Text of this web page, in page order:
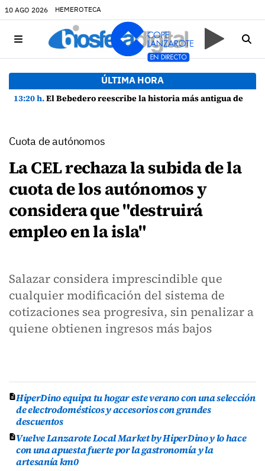
10 AGO 2026 HEMEROTECA
ÚLTIMA HORA
13:20 h.El Bebedero reescribe la historia más antigua de Lanzarote con nuevos hallazgos arqueológicos
Cuota de autónomos
La CEL rechaza la subida de la
cuota de los autónomos y
considera que "destruirá
empleo en la isla"
Salazar considera imprescindible que
cualquier modificación del sistema de
cotizaciones sea progresiva, sin penalizar a
quiene obtienen ingresos más bajos
HiperDino equipa tu hogar este verano con una selección
de electrodomésticos y accesorios con grandes
descuentos
Vuelve Lanzarote Local Market by HiperDino y lo hace
con una apuesta fuerte por la gastronomía y la
artesanía km0